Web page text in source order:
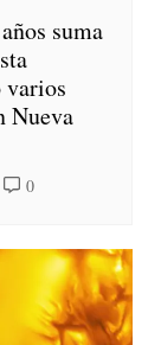
suma
varios
Nueva
0